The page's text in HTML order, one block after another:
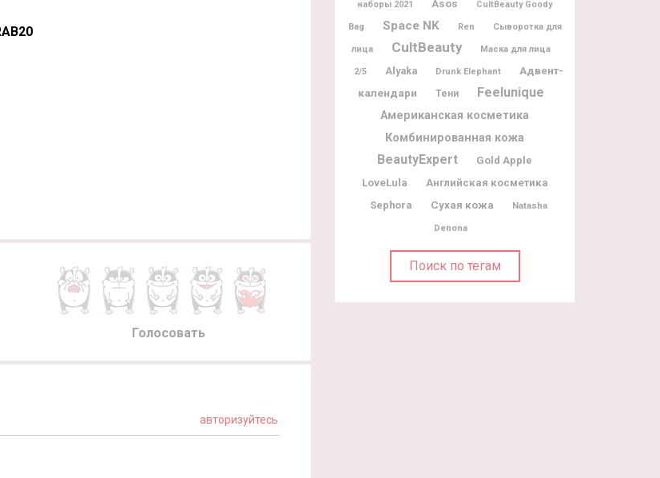
Голосовать
авторизуйтесь
наборы 2021 Asos CultBeauty Goody
Bag Space NK Ren Сыворотка для
лица CultBeauty Маска для лица
2/5 Alyaka Drunk Elephant
Адвент-
календари
Тени Feelunique
Американская косметика
Комбинированная кожа
BeautyExpert
Gold Apple
LoveLula
Английская косметика
Sephora
Сухая кожа
Natasha
Denona
Поиск по тегам